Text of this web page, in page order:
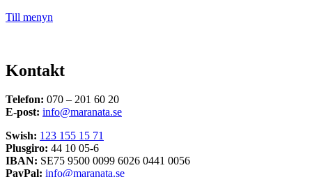
Till menyn
Kontakt
Telefon: 070 – 201 60 20
E-post: info@maranata.se
Swish: 123 155 15 71
Plusgiro: 44 10 05-6
IBAN: SE75 9500 0099 6026 0441 0056
PayPal: info@maranata.se